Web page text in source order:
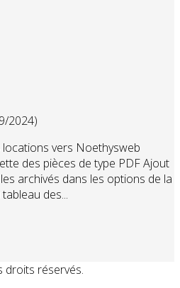
2024)
vers Noethysweb
des pièces de type PDF Ajout
archivés dans les options de la
des...
droits réservés.